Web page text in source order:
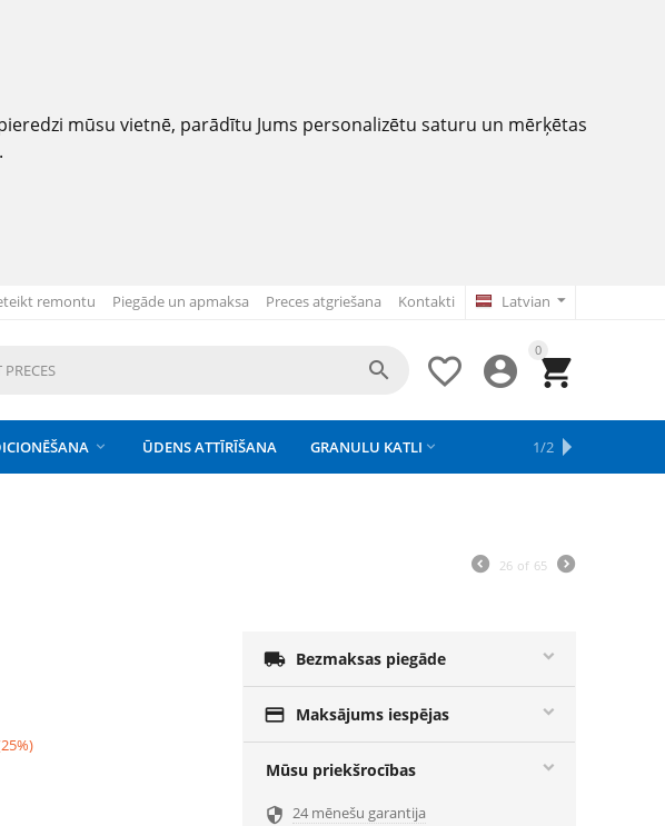
mūsu vietnē, parādītu Jums personalizētu saturu un mērķētas
Latvian
remontu Piegāde un apmaksa Preces atgriešana Kontakti
0




 ŪDENS ATTĪRĪŠANA GRANULU KATLI  APSAISTE
REZERVES DAĻAS
APGAISMOJUMS
1/2
26 of 65
25%)
 Bezmaksas piegāde
 Maksājums iespējas
Mūsu priekšrocības
 24 mēnešu garantija